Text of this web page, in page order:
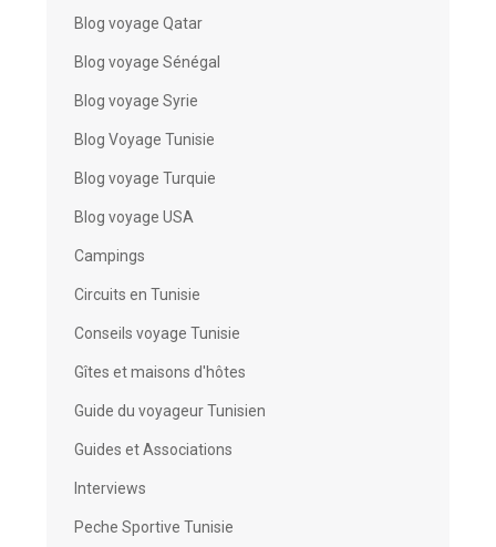
Blog voyage Qatar
Blog voyage Sénégal
Blog voyage Syrie
Blog Voyage Tunisie
Blog voyage Turquie
Blog voyage USA
Campings
Circuits en Tunisie
Conseils voyage Tunisie
Gîtes et maisons d'hôtes
Guide du voyageur Tunisien
Guides et Associations
Interviews
Peche Sportive Tunisie